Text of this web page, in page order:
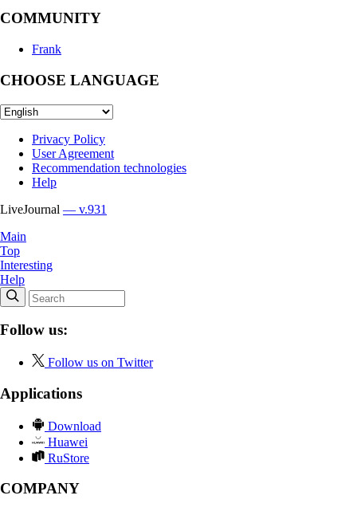
COMMUNITY
Frank
CHOOSE LANGUAGE
Privacy Policy
User Agreement
Recommendation technologies
Help
LiveJournal — v.931
Main
Top
Interesting
Help
Follow us:
Follow us on Twitter
Applications
Download
Huawei
RuStore
COMPANY